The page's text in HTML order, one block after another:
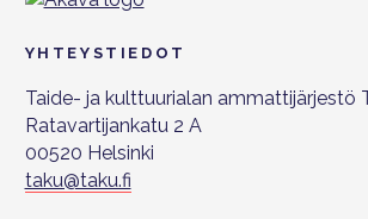
YHTEYSTIEDOT
Taide- ja kulttuurialan ammattijärjestö
Ratavartijankatu 2 A
00520 Helsinki
taku@taku.fi